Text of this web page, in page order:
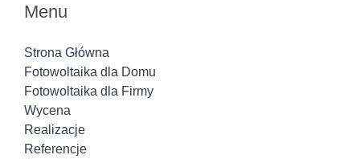
Menu
Strona Główna
Fotowoltaika dla Domu
Fotowoltaika dla Firmy
Wycena
Realizacje
Referencje